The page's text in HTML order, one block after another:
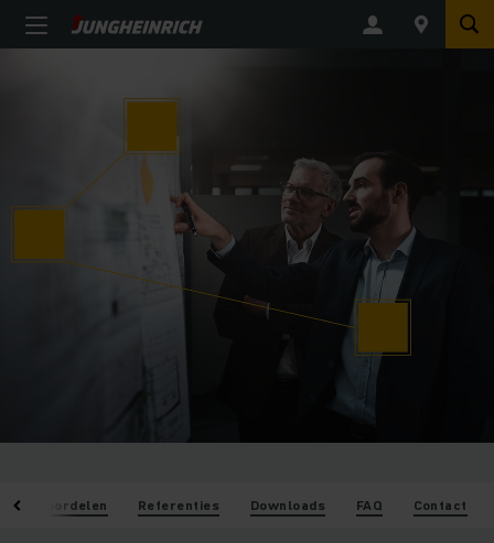
Uw voordelen Referenties Downloads FAQ Contact